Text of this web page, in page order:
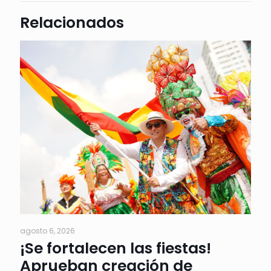
Relacionados
agosto 6, 2026
¡Se fortalecen las fiestas!
Aprueban creación de